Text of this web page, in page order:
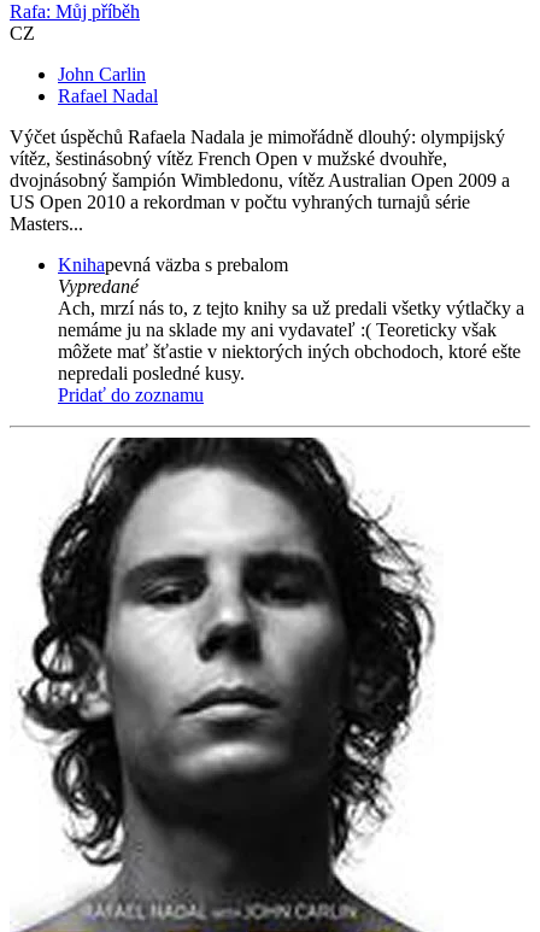
Rafa: Můj příběh
CZ
John Carlin
Rafael Nadal
Výčet úspěchů Rafaela Nadala je mimořádně dlouhý: olympijský
vítěz, šestinásobný vítěz French Open v mužské dvouhře,
dvojnásobný šampión Wimbledonu, vítěz Australian Open 2009 a
US Open 2010 a rekordman v počtu vyhraných turnajů série
Masters...
Knihapevná väzba s prebalom
Vypredané
Ach, mrzí nás to, z tejto knihy sa už predali všetky výtlačky a
nemáme ju na sklade my ani vydavateľ :( Teoreticky však
môžete mať šťastie v niektorých iných obchodoch, ktoré ešte
nepredali posledné kusy.
Pridať do zoznamu